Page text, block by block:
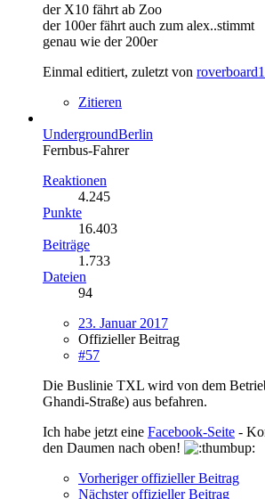
der X10 fährt ab Zoo
der 100er fährt auch zum alex..stimmt
genau wie der 200er
Einmal editiert, zuletzt von
Zitieren
UndergroundBerlin
Fernbus-Fahrer
Reaktionen
4.245
Punkte
16.403
Beiträge
1.733
Dateien
94
23. Januar 2017
Offizieller Beitrag
#57
Die Buslinie TXL wird von dem
Ghandi-Straße) aus befahren.
Ich habe jetzt eine Facebook-Seite -
den Daumen nach oben!
Vorheriger offizieller Beitrag
Nächster offizieller Beitrag